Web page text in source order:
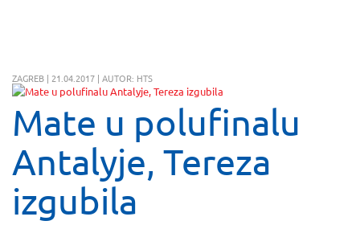
ZAGREB | 21.04.2017 | AUTOR: HTS
Mate u polufinalu
Antalyje, Tereza
izgubila